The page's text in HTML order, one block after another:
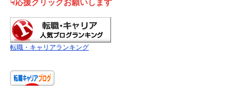
☟応援クリックお願いします
転職・キャリアランキング